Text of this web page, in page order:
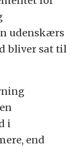
udenskærs
bliver sat til
i
end